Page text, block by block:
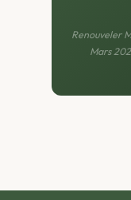
Renouveler
Mars